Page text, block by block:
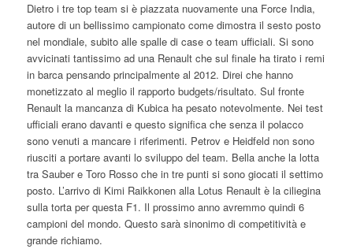
Dietro i tre top team si è piazzata nuovamente una Force India,
autore di un bellissimo campionato come dimostra il sesto posto
nel mondiale, subito alle spalle di case o team ufficiali. Si sono
avvicinati tantissimo ad una Renault che sul finale ha tirato i remi
in barca pensando principalmente al 2012. Direi che hanno
monetizzato al meglio il rapporto budgets/risultato. Sul fronte
Renault la mancanza di Kubica ha pesato notevolmente. Nei test
ufficiali erano davanti e questo significa che senza il polacco
sono venuti a mancare i riferimenti. Petrov e Heidfeld non sono
riusciti a portare avanti lo sviluppo del team. Bella anche la lotta
tra Sauber e Toro Rosso che in tre punti si sono giocati il settimo
posto. L’arrivo di Kimi Raikkonen alla Lotus Renault è la ciliegina
sulla torta per questa F1. Il prossimo anno avremmo quindi 6
campioni del mondo. Questo sarà sinonimo di competitività e
grande richiamo.